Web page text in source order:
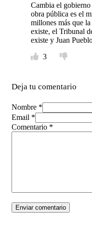
Cambia el
obra pública es el
millones más que
existe, el Tribunal
existe y Juan
3
Deja tu comentario
Nombre *
Email *
Comentario *